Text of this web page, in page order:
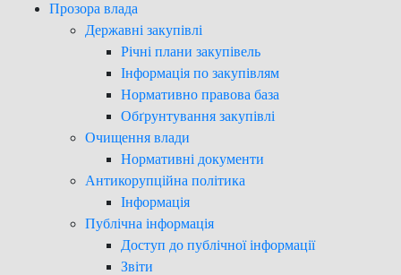
Прозора влада
Державні закупівлі
Річні плани закупівель
Інформація по закупівлям
Нормативно правова база
Обґрунтування закупівлі
Очищення влади
Нормативні документи
Антикорупційна політика
Інформація
Публічна інформація
Доступ до публічної інформації
Звіти